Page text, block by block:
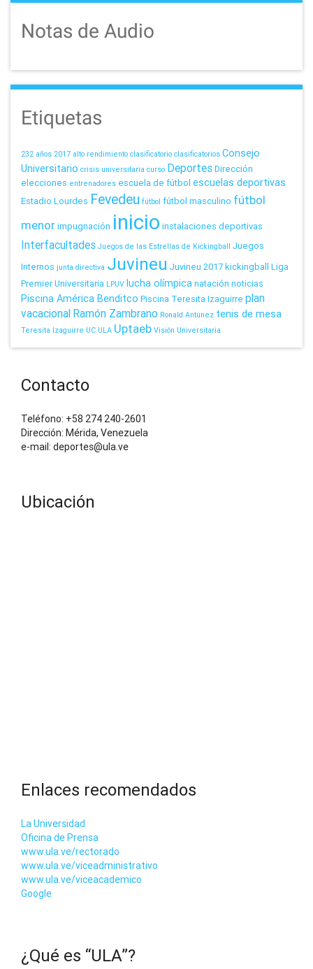
Notas de Audio
Etiquetas
232 años 2017 alto rendimiento clasificatorio clasificatorios Consejo
Universitario crisis universitaria curso DeportesDirección
elecciones entrenadores escuela de fútbol escuelas deportivas
Estadio Lourdes Fevedeu fútbol fútbol masculino fútbol
menorimpugnación inicio instalaciones deportivas
Interfacultades Juegos de las Estrellas de Kickingball Juegos
Internos junta directiva Juvineu Juvineu 2017kickingball Liga
Premier Universitaria LPUV lucha olímpicanatación noticias
Piscina América Benditco Piscina Teresita Izaguirre plan
vacacional Ramón Zambrano Ronald Antúnez tenis de mesa
Teresita Izaguirre UC ULA Uptaeb Visión Universitaria
Contacto
Teléfono: +58 274 240-2601
Dirección: Mérida, Venezuela
e-mail: deportes@ula.ve
Ubicación
Enlaces recomendados
La Universidad
Oficina de Prensa
www.ula.ve/rectorado
www.ula.ve/viceadministrativo
www.ula.ve/viceacademico
Google
¿Qué es “ULA”?